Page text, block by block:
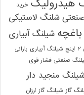
هیدرولیک خرید
شلنگ لاستیکی
شیلنگ آبیاری
صنعتی فشار قوی
شیلنگ منجید دار
گاز شیلنگ گاز ارزان